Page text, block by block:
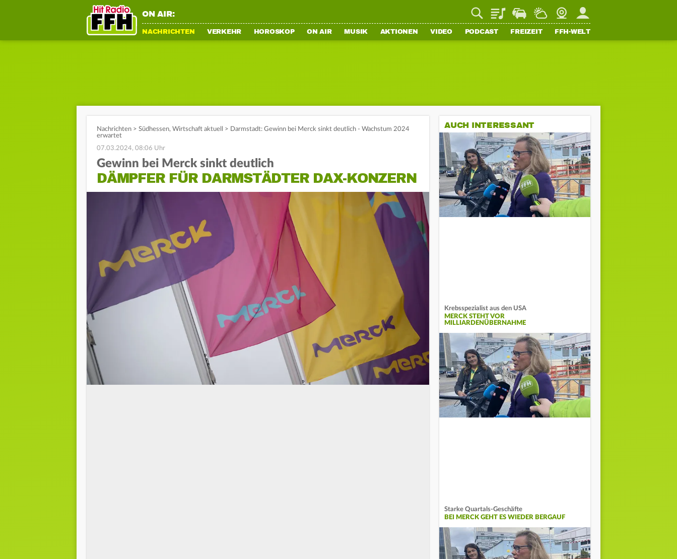
ON AIR: PlaylistStaupilotWetterWebcamMein FFH
NACHRICHTEN VERKEHR HOROSKOP ON AIR MUSIK AKTIONEN VIDEO PODCAST FREIZEIT FFH-WELT
Nachrichten > Südhessen, Wirtschaft aktuell > Darmstadt: Gewinn bei Merck sinkt deutlich - Wachstum 2024
erwartet
07.03.2024, 08:06 Uhr
Gewinn bei Merck sinkt deutlich
DÄMPFER FÜR DARMSTÄDTER DAX-KONZERN
AUCH INTERESSANT
Krebsspezialist aus den USA
MERCK STEHT VOR
MILLIARDENÜBERNAHME
Starke Quartals-Geschäfte
BEI MERCK GEHT ES WIEDER BERGAUF